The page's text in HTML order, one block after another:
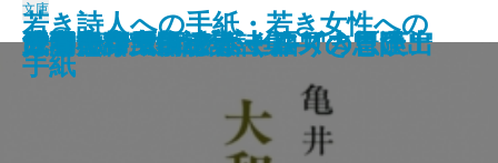
人形の家
恐怖の谷
蟹工船・党生活者
マルテの手記
武蔵野夫人
緋色の研究
ツァラトストラかく語りき〔下〕
シャーロック・ホームズの帰還
サロメ・ウィンダミア卿夫人の扇
浮雲
文庫
大和古寺風物誌
シャーロック・ホームズの冒険
シャーロック・ホームズの思い出
ジェーン・エア〔上〕
若き詩人への手紙・若き女性への
手紙
ツァラトストラかく語りき〔上〕
武者小路実篤詩集
はつ恋
海潮音―上田敏訳詩集―
人間失格